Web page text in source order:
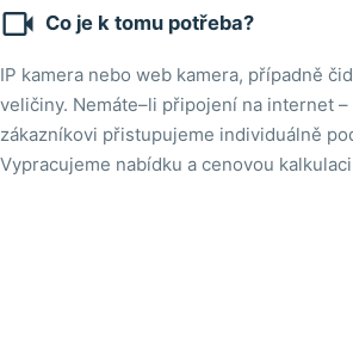
 Co je k tomu potřeba?
IP kamera nebo web kamera, případně
veličiny. Nemáte–li připojení na internet –
zákazníkovi přistupujeme individuálně
Vypracujeme nabídku a cenovou